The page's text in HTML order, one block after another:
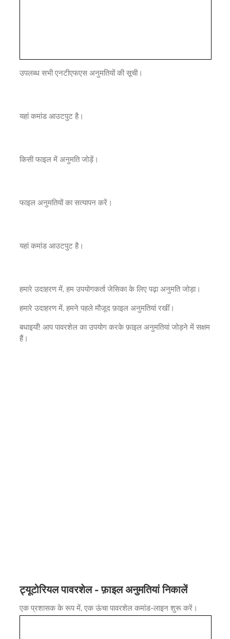
उपलब्ध सभी एनटीएफएस अनुमतियों की सूची।
यहां कमांड आउटपुट है।
किसी फाइल में अनुमति जोड़ें।
फाइल अनुमतियों का सत्यापन करें।
यहां कमांड आउटपुट है।
हमारे उदाहरण में, हम उपयोगकर्ता जेसिका के लिए पढ़ा अनुमति जोड़ा।
हमारे उदाहरण में, हमने पहले मौजूद फ़ाइल अनुमतियां रखीं।
बधाइयाँ! आप पावरशेल का उपयोग करके फ़ाइल अनुमतियां जोड़ने में सक्षम
हैं।
ट्यूटोरियल पावरशेल - फ़ाइल अनुमतियां निकालें
एक प्रशासक के रूप में, एक ऊंचा पावरशेल कमांड-लाइन शुरू करें।